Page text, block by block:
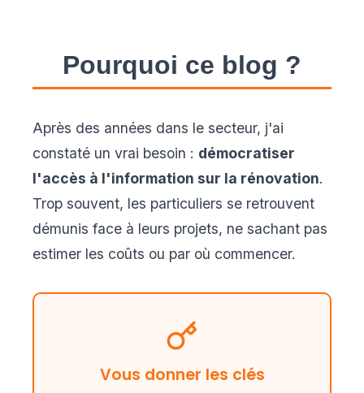
Pourquoi ce blog ?
Après des années dans le secteur, j'ai
constaté un vrai besoin : démocratiser
l'accès à l'information sur la rénovation.
Trop souvent, les particuliers se retrouvent
démunis face à leurs projets, ne sachant pas
estimer les coûts ou par où commencer.
Vous donner les clés